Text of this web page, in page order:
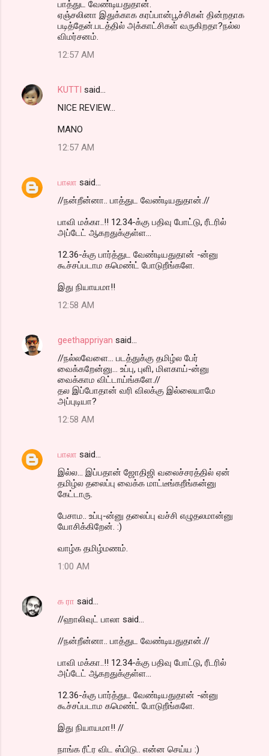
பாத்துட வேண்டியதுதான்.
ஏஞ்சலினா இதுக்காக கரப்பான்பூச்சிகள் தின்றதாக
படித்தேன்.படத்தில் அக்காட்சிகள் வருகிறதா?நல்ல
விமர்சனம்.
12:57 AM
KUTTI said…
NICE REVIEW...
MANO
12:57 AM
பாலா said…
//நன்றீன்னா.. பாத்துட வேண்டியதுதான்.//
பாவி மக்கா..!! 12.34-க்கு பதிவு போட்டு, ரீடரில்
அப்டேட் ஆகறதுக்குள்ள...
12.36-க்கு பார்த்துட வேண்டியதுதான் -ன்னு
கூச்சப்படாம கமெண்ட் போடுறீங்களே.
இது நியாயமா!!
12:58 AM
geethappriyan said…
//நல்லவேளை... படத்துக்கு தமிழ்ல பேர்
வைக்கறேன்னு... உப்பு, புளி, மிளகாய்-ன்னு
வைக்காம விட்டாய்ங்களே.//
தல இப்போதான் வரி விலக்கு இல்லையாமே
அப்புடியா?
12:58 AM
பாலா said…
இல்ல... இப்பதான் ஜோதிஜி வலைச்சரத்தில் ஏன்
தமிழ்ல தலைப்பு வைக்க மாட்டீங்கறீங்கன்னு
கேட்டாரு.
பேசாம.. உப்பு-ன்னு தலைப்பு வச்சி எழுதலமான்னு
யோசிக்கிறேன். :)
வாழ்க தமிழ்மணம்.
1:00 AM
க ரா said…
//ஹாலிவுட் பாலா said...
//நன்றீன்னா.. பாத்துட வேண்டியதுதான்.//
பாவி மக்கா..!! 12.34-க்கு பதிவு போட்டு, ரீடரில்
அப்டேட் ஆகறதுக்குள்ள...
12.36-க்கு பார்த்துட வேண்டியதுதான் -ன்னு
கூச்சப்படாம கமெண்ட் போடுறீங்களே.
இது நியாயமா!! //
நாங்க ரீட்ர விட ஸ்பிடு.. என்ன செய்ய :)